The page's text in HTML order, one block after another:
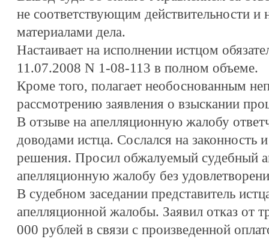
не соответствующим действительности
материалами дела.
Настаивает на исполнении истцом
11.07.2008 N 1-08-113 в полном объеме.
Кроме того, полагает необоснованным
рассмотрению заявления о взыскании
В отзыве на апелляционную жалобу
доводами истца. Сослался на законность
решения. Просил обжалуемый судебный
апелляционную жалобу без
В судебном заседании представитель
апелляционной жалобы. Заявил отказ от
000 рублей в связи с произведенной